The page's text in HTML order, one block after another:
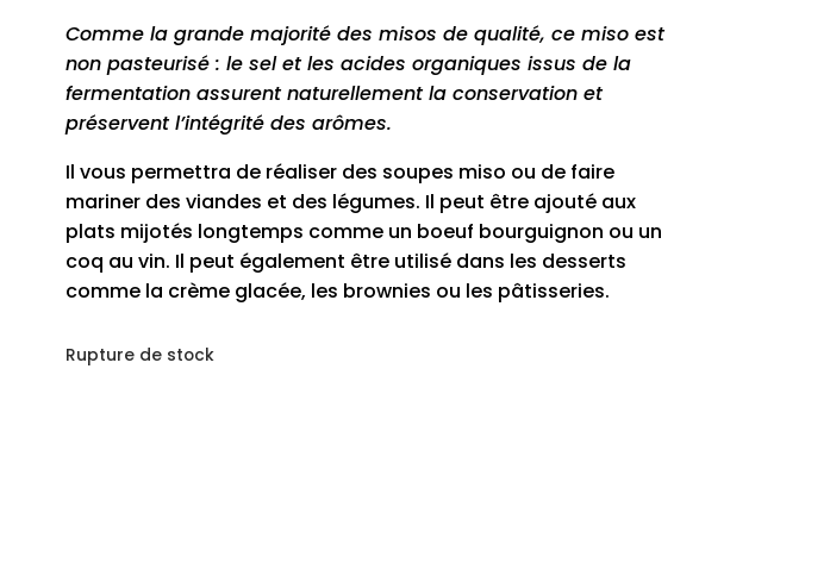
Comme la grande majorité des misos de qualité, ce miso est
non pasteurisé : le sel et les acides organiques issus de la
fermentation assurent naturellement la conservation et
préservent l’intégrité des arômes.
Il vous permettra de réaliser des soupes miso ou de faire
mariner des viandes et des légumes. Il peut être ajouté aux
plats mijotés longtemps comme un boeuf bourguignon ou un
coq au vin. Il peut également être utilisé dans les desserts
comme la crème glacée, les brownies ou les pâtisseries.
Rupture de stock